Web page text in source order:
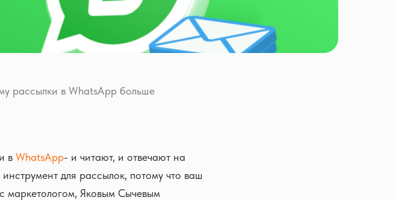
рассылки в WhatsApp больше
в WhatsApp- и читают, и отвечают на
для рассылок, потому что ваш
маркетологом, Яковым Сычевым